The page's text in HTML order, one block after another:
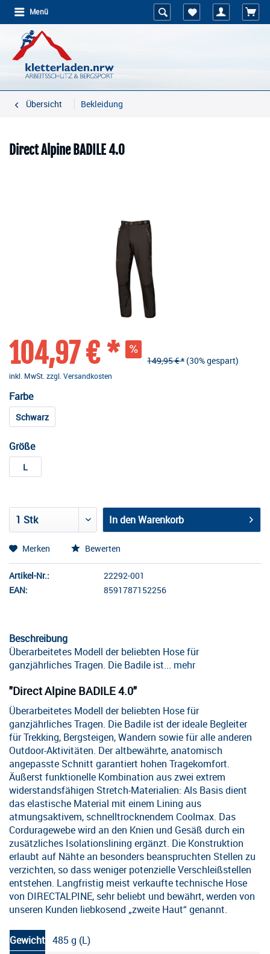
Menü
Übersicht Bekleidung
Direct Alpine BADILE 4.0
104,97 € * 149,95 € * (30% gespart)
inkl. MwSt. zzgl. Versandkosten
Farbe
Schwarz
Größe
L
In denWarenkorb
Merken Bewerten
Artikel-Nr.:
22292-001
EAN:
8591787152256
Beschreibung
Überarbeitetes Modell der beliebten Hose für
ganzjährliches Tragen. Die Badile ist... mehr
"Direct Alpine BADILE 4.0"
Überarbeitetes Modell der beliebten Hose für
ganzjährliches Tragen. Die Badile ist der ideale Begleiter
für Trekking, Bergsteigen, Wandern sowie für alle anderen
Outdoor-Aktivitäten. Der altbewährte, anatomisch
angepasste Schnitt garantiert hohen Tragekomfort.
Äußerst funktionelle Kombination aus zwei extrem
widerstandsfähigen Stretch-Materialien: Als Basis dient
das elastische Material mit einem Lining aus
atmungsaktivem, schnelltrocknendem Coolmax. Das
Corduragewebe wird an den Knien und Gesäß durch ein
zusätzliches Isolationslining ergänzt. Die Konstruktion
erlaubt auf Nähte an besonders beanspruchten Stellen zu
verzichten, so dass weniger potenzielle Verschleißstellen
entstehen. Langfristig meist verkaufte technische Hose
von DIRECTALPINE, sehr beliebt und bewährt, werden von
unseren Kunden liebkosend „zweite Haut“ genannt.
Gewicht 485 g (L)